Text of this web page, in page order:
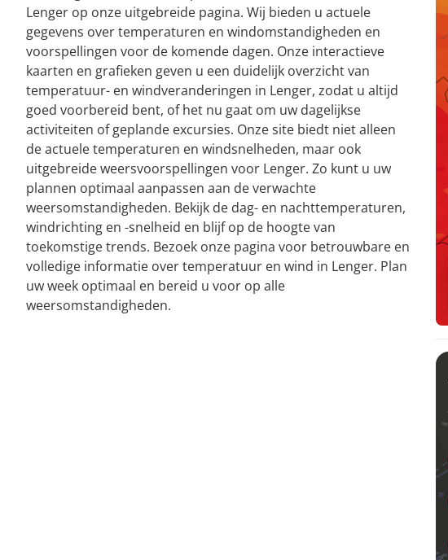
Lenger op onze uitgebreide pagina. Wij bieden u actuele
gegevens over temperaturen en windomstandigheden en
voorspellingen voor de komende dagen. Onze interactieve
kaarten en grafieken geven u een duidelijk overzicht van
temperatuur- en windveranderingen in Lenger, zodat u altijd
goed voorbereid bent, of het nu gaat om uw dagelijkse
activiteiten of geplande excursies. Onze site biedt niet alleen
de actuele temperaturen en windsnelheden, maar ook
uitgebreide weersvoorspellingen voor Lenger. Zo kunt u uw
plannen optimaal aanpassen aan de verwachte
weersomstandigheden. Bekijk de dag- en nachttemperaturen,
windrichting en -snelheid en blijf op de hoogte van
toekomstige trends. Bezoek onze pagina voor betrouwbare en
volledige informatie over temperatuur en wind in Lenger. Plan
uw week optimaal en bereid u voor op alle
weersomstandigheden.